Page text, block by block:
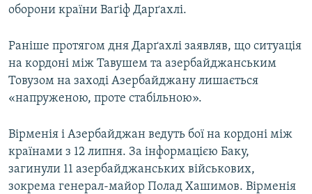
оборони країни Ваґіф Дарґахлі.
Раніше протягом дня Дарґахлі заявляв, що ситуація
на кордоні між Тавушем та азербайджанським
Товузом на заході Азербайджану лишається
«напруженою, проте стабільною».
Вірменія і Азербайджан ведуть бої на кордоні між
країнами з 12 липня. За інформацією Баку,
загинули 11 азербайджанських військових,
зокрема генерал-майор Полад Хашимов. Вірменія